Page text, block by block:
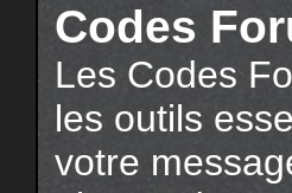
Codes
Les Codes
les outils
votre